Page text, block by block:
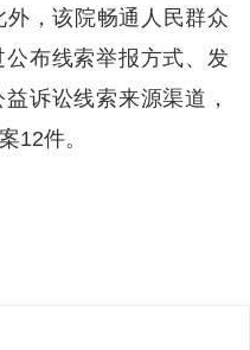
，该院畅通人民群众
布线索举报方式、发
诉讼线索来源渠道，
12件。